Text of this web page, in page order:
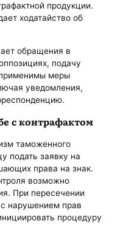
продукции.
ходатайство об
обращения в
подачу
меры
уведомления,
с контрафактом
таможенного
подать заявку на
права на знак.
возможно
При пересечении
нарушением прав
процедуру